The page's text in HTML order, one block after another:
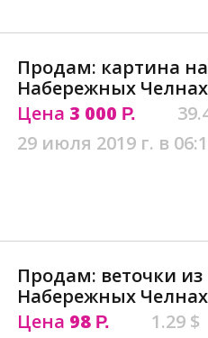
Продам: картина на
Набережных Челнах
Цена 3 000 Р.
29 июля 2019 г. в
Продам: веточки
Набережных Челнах
Цена 98 Р.
1.29 $